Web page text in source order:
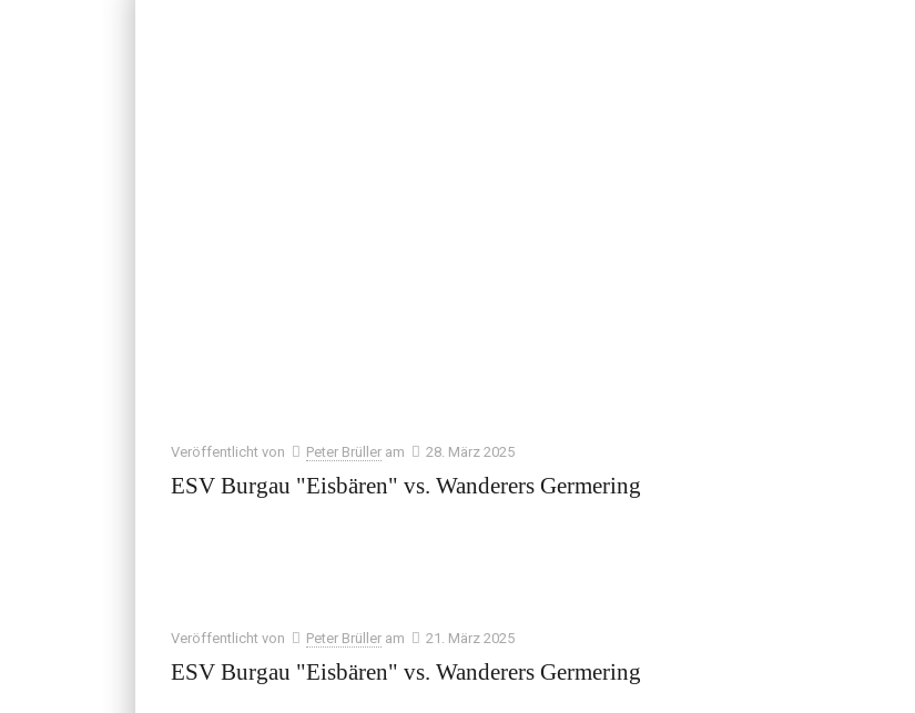
Veröffentlicht von Peter Brüller am 28. März 2025
ESV Burgau "Eisbären" vs. Wanderers Germering
Veröffentlicht von Peter Brüller am 21. März 2025
ESV Burgau "Eisbären" vs. Wanderers Germering